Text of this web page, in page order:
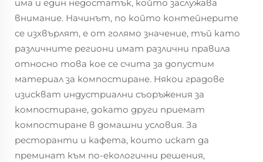
има и един недостатък, който заслужава
внимание. Начинът, по който контейнерите
се изхвърлят, е от голямо значение, тъй като
различните региони имат различни правила
относно това кое се счита за допустим
материал за компостиране. Някои градове
изискват индустриални съоръжения за
компостиране, докато други приемат
компостиране в домашни условия. За
ресторанти и кафета, които искат да
преминат към по-екологични решения,